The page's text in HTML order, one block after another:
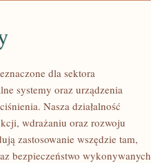
dla sektora
systemy oraz urządzenia
Nasza działalność
wdrażaniu oraz rozwoju
zastosowanie wszędzie tam,
bezpieczeństwo wykonywanych